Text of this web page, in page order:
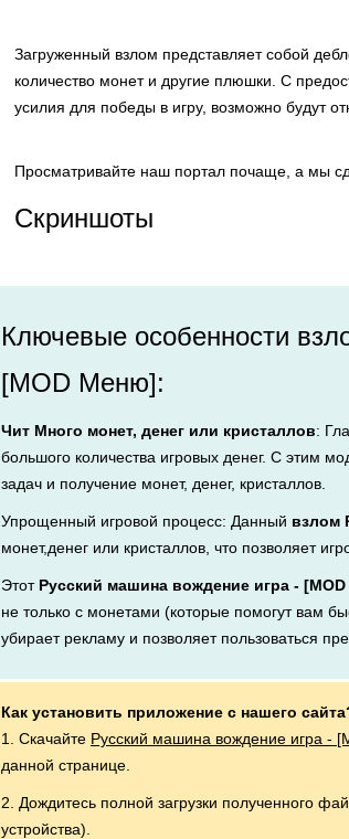
Загруженный взлом представляет собой
количество монет и другие плюшки. С
усилия для победы в игру, возможно будут
Просматривайте наш портал почаще, а мы
Скриншоты
Ключевые особенности
[MOD Меню]:
Чит Много монет, денег или кристаллов:
большого количества игровых денег. С этим
задач и получение монет, денег, кристаллов.
Упрощенный игровой процесс: Данный взлом
монет,денег или кристаллов, что позволяет
Этот Русский машина вождение игра -
не только с монетами (которые помогут вам
убирает рекламу и позволяет пользоваться
Как установить приложение с нашего
1. Скачайте Русский машина вождение игра -
данной странице.
2. Дождитесь полной загрузки полученного
устройства).